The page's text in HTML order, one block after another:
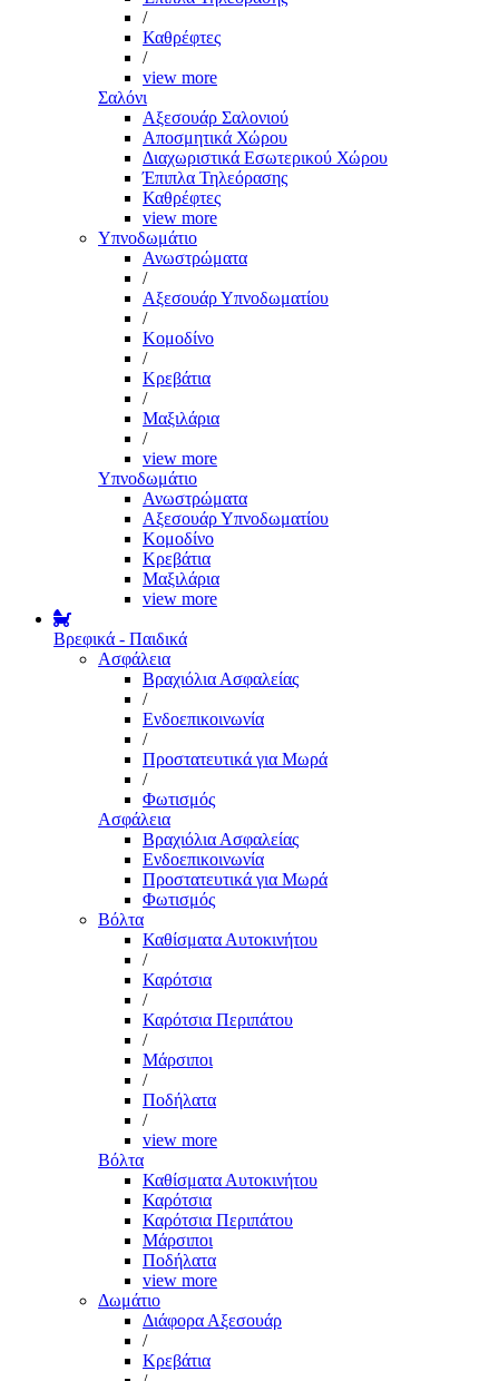
/
Καθρέφτες
/
view more
Σαλόνι
Αξεσουάρ Σαλονιού
Αποσμητικά Χώρου
Διαχωριστικά Εσωτερικού Χώρου
Έπιπλα Τηλεόρασης
Καθρέφτες
view more
Υπνοδωμάτιο
Ανωστρώματα
/
Αξεσουάρ Υπνοδωματίου
/
Κομοδίνο
/
Κρεβάτια
/
Μαξιλάρια
/
view more
Υπνοδωμάτιο
Ανωστρώματα
Αξεσουάρ Υπνοδωματίου
Κομοδίνο
Κρεβάτια
Μαξιλάρια
view more
Βρεφικά - Παιδικά
Ασφάλεια
Βραχιόλια Ασφαλείας
/
Ενδοεπικοινωνία
/
Προστατευτικά για Μωρά
/
Φωτισμός
Ασφάλεια
Βραχιόλια Ασφαλείας
Ενδοεπικοινωνία
Προστατευτικά για Μωρά
Φωτισμός
Βόλτα
Καθίσματα Αυτοκινήτου
/
Καρότσια
/
Καρότσια Περιπάτου
/
Μάρσιποι
/
Ποδήλατα
/
view more
Βόλτα
Καθίσματα Αυτοκινήτου
Καρότσια
Καρότσια Περιπάτου
Μάρσιποι
Ποδήλατα
view more
Δωμάτιο
Διάφορα Αξεσουάρ
/
Κρεβάτια